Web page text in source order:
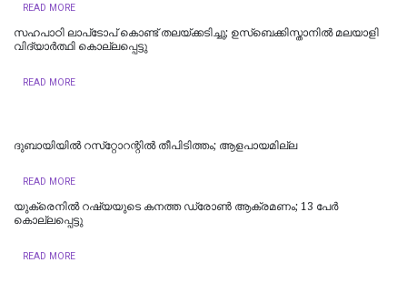
READ MORE
സഹപാഠി ലാപ്‌ടോപ് കൊണ്ട് തലയ്ക്കടിച്ചു; ഉസ്‌ബെക്കിസ്താനില്‍ മലയാളി
വിദ്യാര്‍ത്ഥി കൊല്ലപ്പെട്ടു
READ MORE
ദുബായിയില്‍ റസ്‌റ്റോറന്റില്‍ തീപിടിത്തം; ആളപായമില്ല
READ MORE
യുക്രെനിൽ റഷ്യയുടെ കനത്ത ഡ്രോൺ ആക്രമണം; 13 പേർ
കൊല്ലപ്പെട്ടു
READ MORE